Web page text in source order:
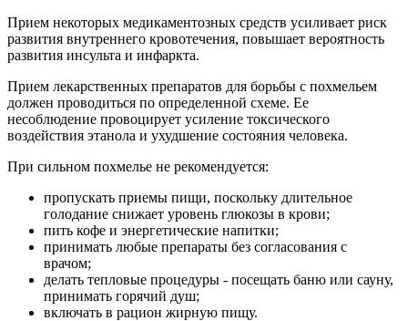
Прием некоторых медикаментозных средств усиливает риск
развития внутреннего кровотечения, повышает вероятность
развития инсульта и инфаркта.
Прием лекарственных препаратов для борьбы с похмельем
должен проводиться по определенной схеме. Ее
несоблюдение провоцирует усиление токсического
воздействия этанола и ухудшение состояния человека.
При сильном похмелье не рекомендуется:
пропускать приемы пищи, поскольку длительное
голодание снижает уровень глюкозы в крови;
пить кофе и энергетические напитки;
принимать любые препараты без согласования с
врачом;
делать тепловые процедуры - посещать баню или сауну,
принимать горячий душ;
включать в рацион жирную пищу.